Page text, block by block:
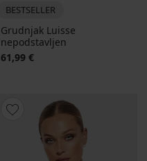
BESTSELLER
Grudnjak Luisse
nepodstavljen
61,99 €